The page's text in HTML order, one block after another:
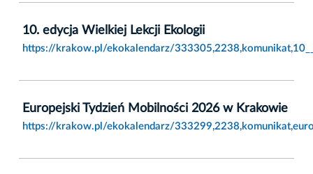
10. edycja Wielkiej Lekcji Ekologii
https://krakow.pl/ekokalendarz/
Europejski Tydzień Mobilności 2026 w Krakowie
https://krakow.pl/ekokalendarz/